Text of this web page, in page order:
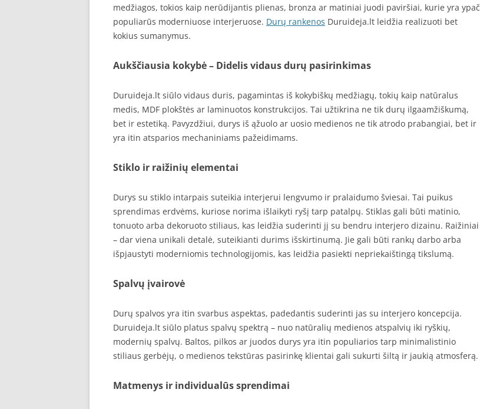
medžiagos, tokios kaip nerūdijantis plienas, bronza ar matiniai juodi paviršiai, kurie yra ypač
populiarūs moderniuose interjeruose. Durų rankenos Duruideja.lt leidžia realizuoti bet
kokius sumanymus.
Aukščiausia kokybė – Didelis vidaus durų pasirinkimas
Duruideja.lt siūlo vidaus duris, pagamintas iš kokybiškų medžiagų, tokių kaip natūralus
medis, MDF plokštės ar laminuotos konstrukcijos. Tai užtikrina ne tik durų ilgaamžiškumą,
bet ir estetiką. Pavyzdžiui, durys iš ąžuolo ar uosio medienos ne tik atrodo prabangiai, bet ir
yra itin atsparios mechaniniams pažeidimams.
Stiklo ir raižinių elementai
Durys su stiklo intarpais suteikia interjerui lengvumo ir pralaidumo šviesai. Tai puikus
sprendimas erdvėms, kuriose norima išlaikyti ryšį tarp patalpų. Stiklas gali būti matinio,
tonuoto arba dekoruoto stiliaus, kas leidžia suderinti jį su bendru interjero dizainu. Raižiniai
– dar viena unikali detalė, suteikianti durims išskirtinumą. Jie gali būti rankų darbo arba
išpjaustyti moderniomis technologijomis, kas leidžia pasiekti nepriekaištingą tikslumą.
Spalvų įvairovė
Durų spalvos yra itin svarbus aspektas, padedantis suderinti jas su interjero koncepcija.
Duruideja.lt siūlo platus spalvų spektrą – nuo natūralių medienos atspalvių iki ryškių,
modernių spalvų. Baltos, pilkos ar juodos durys yra itin populiarios tarp minimalistinio
stiliaus gerbėjų, o medienos tekstūras pasirinkę klientai gali sukurti šiltą ir jaukią atmosferą.
Matmenys ir individualūs sprendimai